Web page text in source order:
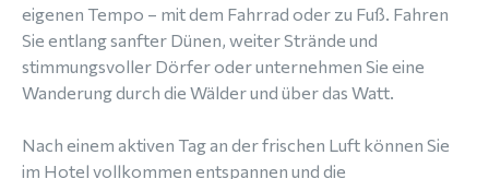
eigenen Tempo – mit dem Fahrrad oder zu Fuß. Fahren
Sie entlang sanfter Dünen, weiter Strände und
stimmungsvoller Dörfer oder unternehmen Sie eine
Wanderung durch die Wälder und über das Watt.
Nach einem aktiven Tag an der frischen Luft können Sie
im Hotel vollkommen entspannen und die